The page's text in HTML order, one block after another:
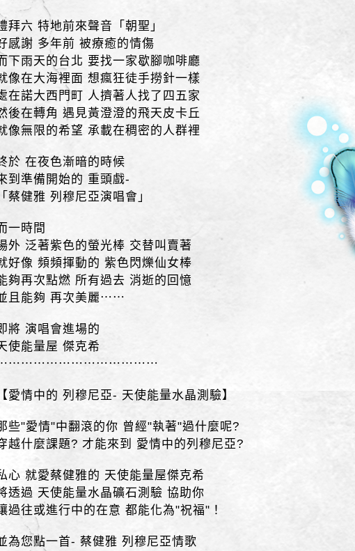
拜六 特地前來聲音「朝聖」
感謝 多年前 被療癒的情傷
下雨天的台北 要找一家歇腳咖啡廳
像在大海裡面 想瘋狂徒手撈針一樣
在諾大西門町 人擠著人找了四五家
後在轉角 遇見黃澄澄的飛天皮卡丘
像無限的希望 承載在稠密的人群裡
於 在夜色漸暗的時候
到準備開始的 重頭戲-
「蔡健雅 列穆尼亞演唱會」
一時間
外 泛著紫色的螢光棒 交替叫賣著
好像 頻頻揮動的 紫色閃爍仙女棒
夠再次點燃 所有過去 消逝的回憶
且能夠 再次美麗⋯⋯
將 演唱會進場的
使能量屋 傑克希
【愛情中的 列穆尼亞- 天使能量水晶測驗】
些"愛情"中翻滾的你 曾經"執著"過什麼呢?
越什麼課題? 才能來到 愛情中的列穆尼亞?
心 就愛蔡健雅的 天使能量屋傑克希
透過 天使能量水晶礦石測驗 協助你
過往或進行中的在意 都能化為"祝福"！
為您點一首- 蔡健雅 列穆尼亞情歌